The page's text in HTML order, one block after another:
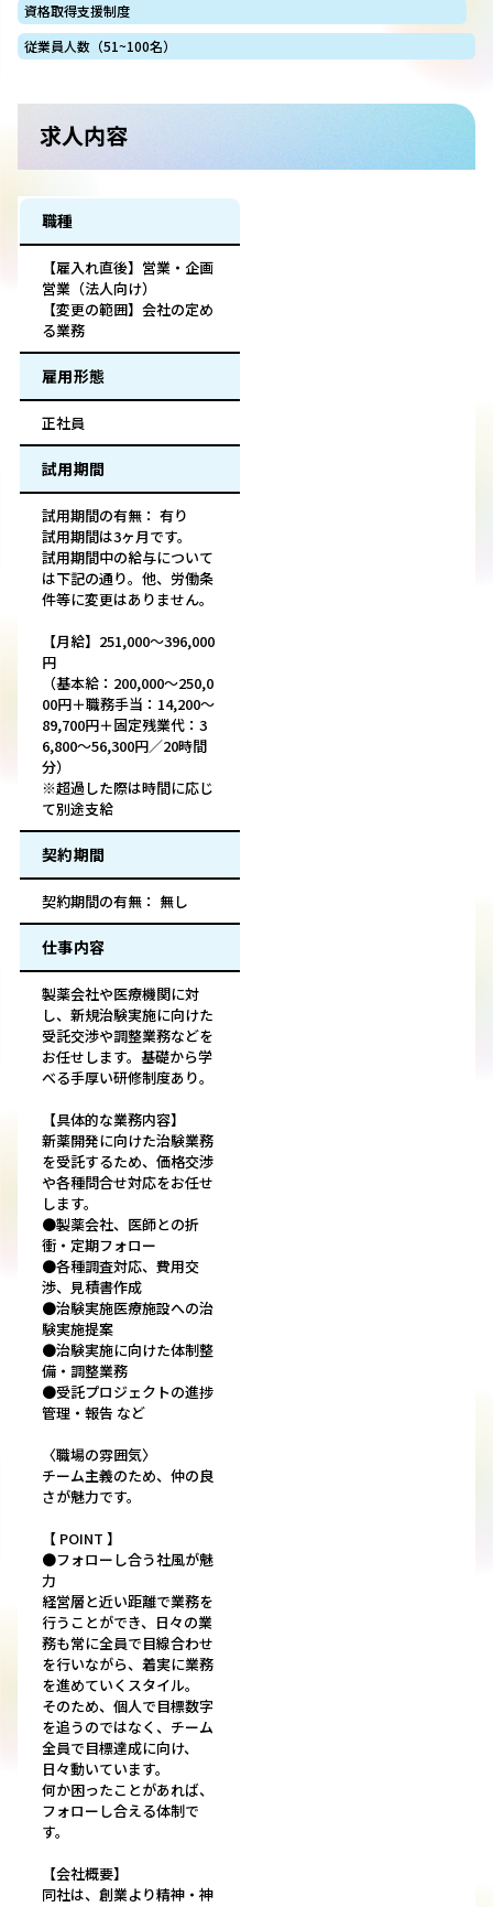
資格取得支援制度
従業員人数（51~100名）
求人内容
職種
【雇入れ直後】営業・企画
営業（法人向け）
【変更の範囲】会社の定め
る業務
雇用形態
正社員
試用期間
試用期間の有無： 有り
試用期間は3ヶ月です。
試用期間中の給与について
は下記の通り。他、労働条
件等に変更はありません。
【月給】251,000～396,000
円
（基本給：200,000～250,0
00円＋職務手当：14,200～
89,700円＋固定残業代：3
6,800～56,300円／20時間
分）
※超過した際は時間に応じ
て別途支給
契約期間
契約期間の有無： 無し
仕事内容
製薬会社や医療機関に対
し、新規治験実施に向けた
受託交渉や調整業務などを
お任せします。基礎から学
べる手厚い研修制度あり。
【具体的な業務内容】
新薬開発に向けた治験業務
を受託するため、価格交渉
や各種問合せ対応をお任せ
します。
●製薬会社、医師との折
衝・定期フォロー
●各種調査対応、費用交
渉、見積書作成
●治験実施医療施設への治
験実施提案
●治験実施に向けた体制整
備・調整業務
●受託プロジェクトの進捗
管理・報告 など
〈職場の雰囲気〉
チーム主義のため、仲の良
さが魅力です。
【 POINT 】
●フォローし合う社風が魅
力
経営層と近い距離で業務を
行うことができ、日々の業
務も常に全員で目線合わせ
を行いながら、着実に業務
を進めていくスタイル。
そのため、個人で目標数字
を追うのではなく、チーム
全員で目標達成に向け、
日々動いています。
何か困ったことがあれば、
フォローし合える体制で
す。
【会社概要】
同社は、創業より精神・神